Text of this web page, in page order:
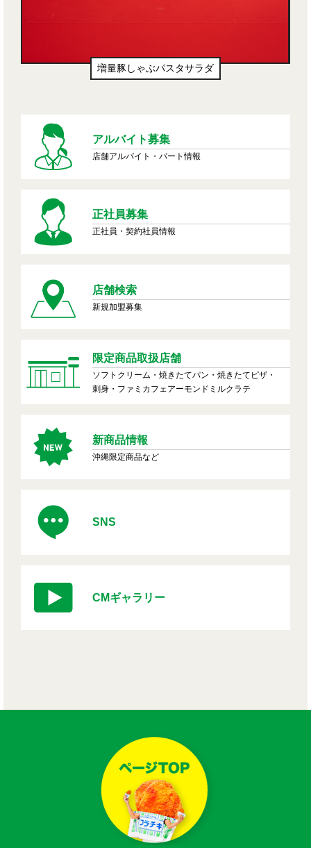
増量豚しゃぶパスタサラダ
アルバイト募集
店舗アルバイト・パート情報
正社員募集
正社員・契約社員情報
店舗検索
新規加盟募集
限定商品取扱店舗
ソフトクリーム・焼きたてパン・焼きたてピザ・
刺身・ファミカフェアーモンドミルクラテ
新商品情報
沖縄限定商品など
SNS
CMギャラリー